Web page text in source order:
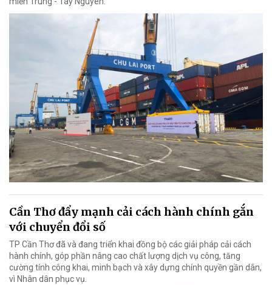
Cần Thơ đẩy mạnh cải cách hành chính gắn
với chuyển đổi số
TP Cần Thơ đã và đang triển khai đồng bộ các giải pháp cải cách
hành chính, góp phần nâng cao chất lượng dịch vụ công, tăng
cường tính công khai, minh bạch và xây dựng chính quyền gần dân,
vì Nhân dân phục vụ.